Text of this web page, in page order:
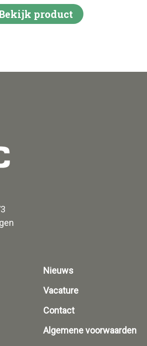
product
Nieuws
Vacature
Contact
Algemene voorwaarden